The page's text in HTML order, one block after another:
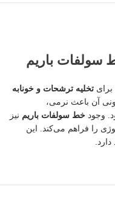
سولفات باریم
تخلیه ترشحات و خونابه
آن باعث نرمی،
وجود خط سولفات باریم نیز
را فراهم می‌کند. این